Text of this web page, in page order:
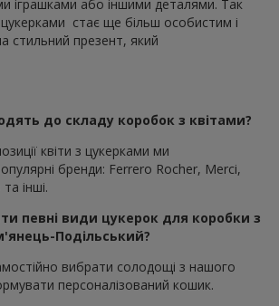
іграшками або іншими деталями. Так
цукерками стає ще більш особистим і
стильний презент, який
до складу коробок з квітами?
квіти з цукерками ми
бренди: Ferrero Rocher, Merci,
інші.
певні види цукерок для коробки з
Подільський?
вибрати солодощі з нашого
персоналізований кошик.